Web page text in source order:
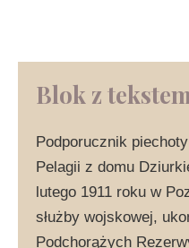
Blok z tekstem
Podporucznik
Pelagii z domu
lutego 1911 roku w
służby wojskowej,
Podchorążych